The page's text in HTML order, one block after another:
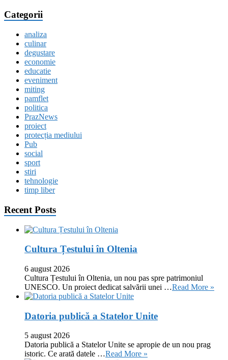
Categorii
analiza
culinar
degustare
economie
educatie
eveniment
miting
pamflet
politica
PrazNews
proiect
protecția mediului
Pub
social
sport
stiri
tehnologie
timp liber
Recent Posts
Cultura Țestului în Oltenia
6 august 2026
Cultura Țestului în Oltenia, un nou pas spre patrimoniul
UNESCO. Un proiect dedicat salvării unei …Read More »
Datoria publică a Statelor Unite
5 august 2026
Datoria publică a Statelor Unite se apropie de un nou prag
istoric. Ce arată datele …Read More »